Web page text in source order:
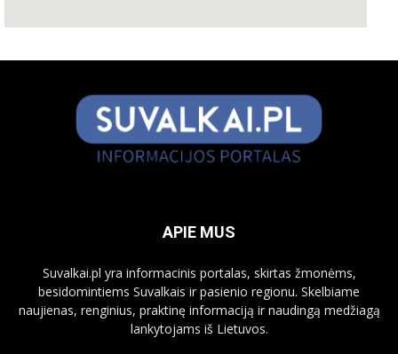
APIE MUS
Suvalkai.pl yra informacinis portalas, skirtas žmonėms,
besidomintiems Suvalkais ir pasienio regionu. Skelbiame
naujienas, renginius, praktinę informaciją ir naudingą medžiagą
lankytojams iš Lietuvos.